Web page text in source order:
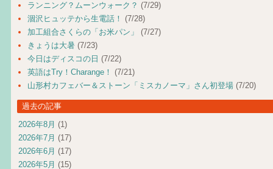
ランニング？ムーンウォーク？ (7/29)
涸沢ヒュッテから生電話！ (7/28)
加工組合さくらの「お米パン」
(7/27)
きょうは大暑 (7/23)
今日はディスコの日 (7/22)
英語はTry！Charange！ (7/21)
山形村カフェバー＆ストーン「ミスカノーマ」さん初登場 (7/20)
過去の記事
2026年8月 (1)
2026年7月 (17)
2026年6月 (17)
2026年5月 (15)